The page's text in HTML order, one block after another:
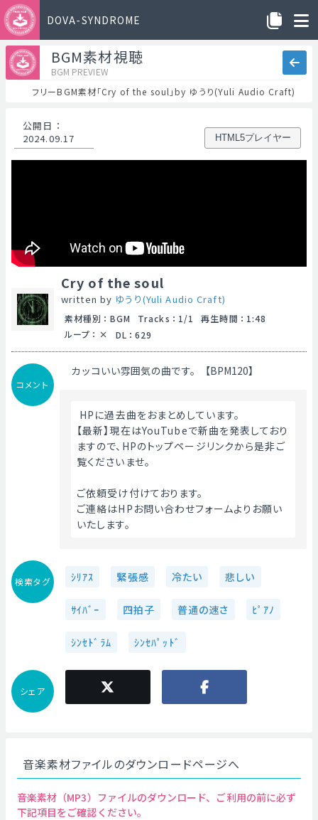
DOVA-SYNDROME
BGM素材視聴
BGM PREVIEW
フリーBGM素材「Cry of the soul」by ゆうり(Yuli Audio Craft)
公開日 ：
2024.09.17
HTML5プレイヤー
Cry of the soul
written by ゆうり(Yuli Audio Craft)
素材種別 ： BGM Tracks ： 1/1 再生時間 ： 1:48
ループ ： DL ： 629
コメント
カッコいい雰囲気の曲です。【BPM120】
HPに過去曲をおまとめしています。
【最新】現在はYouTubeで新曲を発表しており
ますので、HPのトップページリンクから是非ご
覧くださいませ。
ご依頼受け付けております。
ご連絡はHPお問い合わせフォームよりお願い
いたします。
検索タグ ｼﾘｱｽ 緊張感 冷たい 悲しい
ｻｲﾊﾞｰ 四拍子 普通の速さ ﾋﾟｱﾉ
ｼﾝｾﾄﾞﾗﾑ ｼﾝｾﾊﾟｯﾄﾞ
シェア
音楽素材ファイルのダウンロードページへ
音楽素材（MP3）ファイルのダウンロード、ご利用の前に必ず
下記項目をご確認ください。